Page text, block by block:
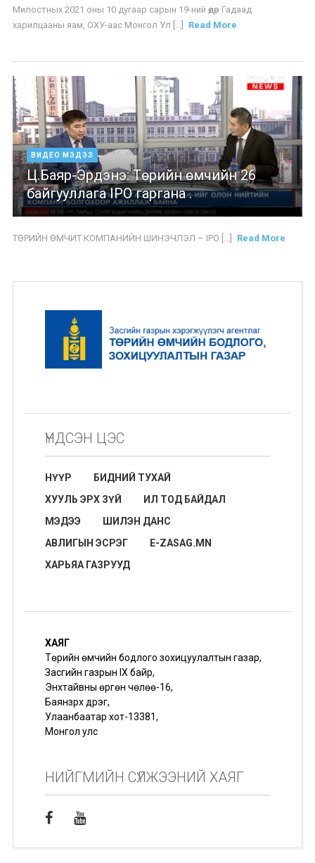
Милостных 2021 оны 10 дугаар сарын 19-ний өдөр Гадаад
харилцааны яам, ОХУ-аас Монгол Ул [...]
Read More
ВИДЕО МЭДЭЭ
Ц.Баяр-Эрдэнэ: Төрийн өмчийн 26
байгууллага IPO гаргана .
ТӨРИЙН ӨМЧИТ КОМПАНИЙН ШИНЭЧЛЭЛ – IPO [...] Read More
ҮНДСЭН ЦЭС
НҮҮР
БИДНИЙ ТУХАЙ
ХУУЛЬ ЭРХ ЗҮЙ
ИЛ ТОД БАЙДАЛ
МЭДЭЭ
ШИЛЭН ДАНС
АВЛИГЫН ЭСРЭГ
E-ZASAG.MN
ХАРЬЯА ГАЗРУУД
ХАЯГ
Төрийн өмчийн бодлого зохицуулалтын газар,
Засгийн газрын IX байр,
Энхтайвны өргөн чөлөө-16,
Баянзүрх дүүрэг,
Улаанбаатар хот-13381,
Монгол улс
НИЙГМИЙН СҮЛЖЭЭНИЙ ХАЯГ